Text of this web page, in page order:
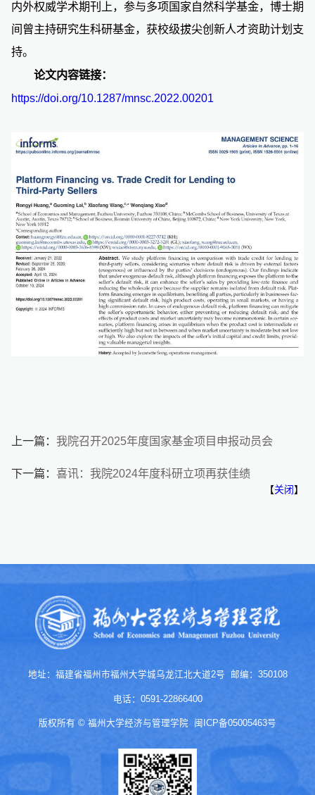
内外权威学术期刊上，参与多项国家自然科学基金，博士期
间曾主持研究生科研基金，获校级拔尖创新人才资助计划支
持。
论文内容链接：
https://doi.org/10.1287/mnsc.2022.00201
上一篇： 我院召开2025年度国家基金项目申报动员会
下一篇： 喜讯：我院2024年度科研立项再获佳绩
【关闭】
地址：福建省福州市福州大学城乌龙江北大道2号 邮编：350108
电话：0591-22866400
版权所有 © 福州大学经济与管理学院 闽ICP备05005463号